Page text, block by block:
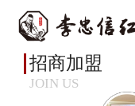
首页 联系我们 > 招
招商加盟
JOIN US